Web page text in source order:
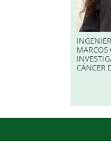
MARCOS
CÁNCER